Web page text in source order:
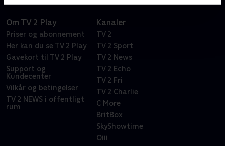
Om TV 2 Play
Priser og abonnement
Her kan du se TV 2 Play
Gavekort til TV 2 Play
Support og
Kundecenter
Vilkår og betingelser
TV 2 NEWS i offentligt
rum
Kanaler
TV 2
TV 2 Sport
TV 2 News
TV 2 Echo
TV 2 Fri
TV 2 Charlie
C More
BritBox
SkyShowtime
Oiii